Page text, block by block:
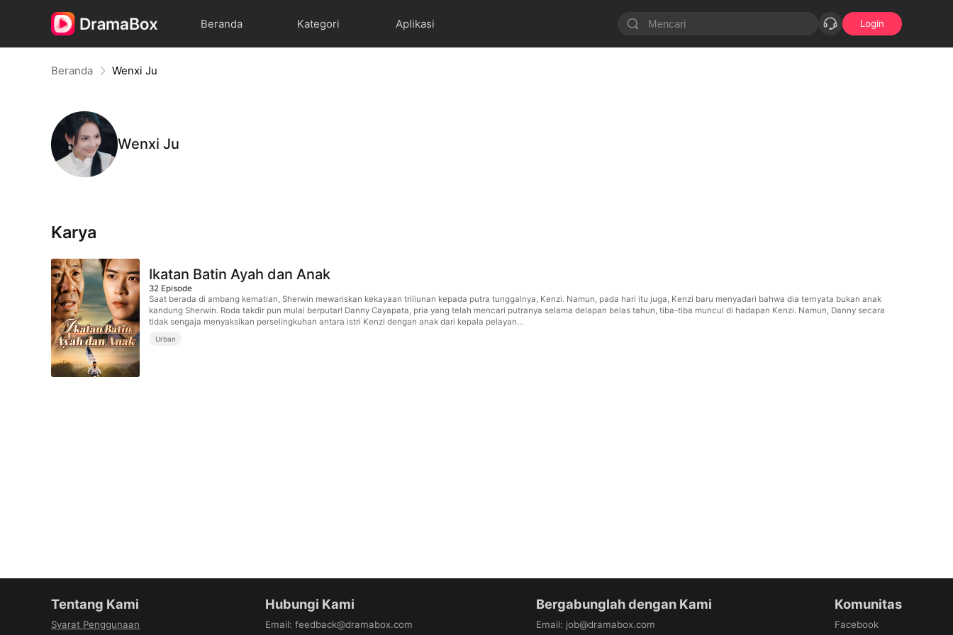
Beranda Kategori Aplikasi Login
Beranda Wenxi Ju
Wenxi Ju
Karya
Ikatan Batin Ayah dan Anak
32 Episode
Saat berada di ambang kematian, Sherwin mewariskan kekayaan triliunan kepada putra tunggalnya, Kenzi. Namun, pada hari itu juga, Kenzi baru menyadari bahwa dia ternyata bukan anak
kandung Sherwin. Roda takdir pun mulai berputar! Danny Cayapata, pria yang telah mencari putranya selama delapan belas tahun, tiba-tiba muncul di hadapan Kenzi. Namun, Danny secara
tidak sengaja menyaksikan perselingkuhan antara istri Kenzi dengan anak dari kepala pelayan...
Urban
Tentang Kami
Syarat Penggunaan
Hubungi Kami
Email:feedback@dramabox.com
Bergabunglah dengan Kami
Email: job@dramabox.com
Komunitas
Facebook